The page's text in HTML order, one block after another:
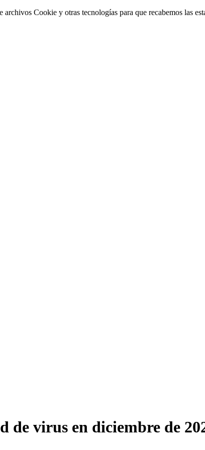
Cookie y otras tecnologías para que recabemos las
de virus en diciembre de